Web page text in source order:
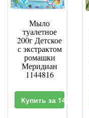
Мыло
туалетное
200г Детское
с экстрактом
ромашки
Меридиан
1144816
Купить за 142.4 RUR